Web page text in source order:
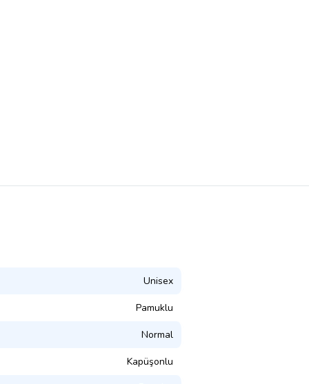
Unisex
Pamuklu
Normal
Kapüşonlu